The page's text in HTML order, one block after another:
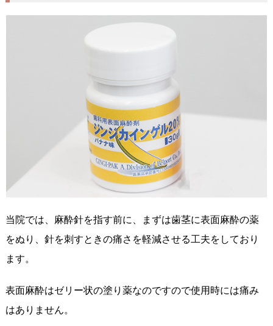
当院では、麻酔針を指す前に、まずは歯茎に表面麻酔の薬
をぬり、針を刺すときの痛さを軽減させる工夫をしており
ます。
表面麻酔はゼリー状の塗り薬なのですので使用時には痛み
はありません。